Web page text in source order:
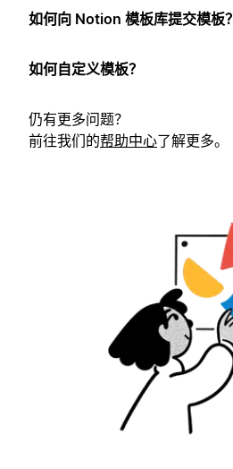
如何向 Notion 模板库提交模板？
如何自定义模板？
仍有更多问题？
前往我们的帮助中心了解更多。